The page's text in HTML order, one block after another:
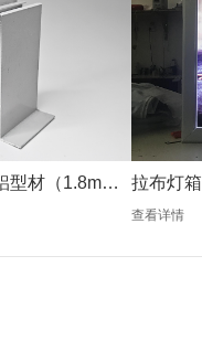
型材（1.8mm 拉布灯箱
查看详情